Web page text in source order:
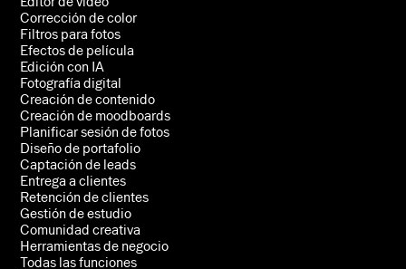
Corrección de color
Filtros para fotos
Efectos de película
Edición con IA
Fotografía digital
Creación de contenido
Creación de moodboards
Planificar sesión de fotos
Diseño de portafolio
Captación de leads
Entrega a clientes
Retención de clientes
Gestión de estudio
Comunidad creativa
Herramientas de negocio
Todas las funciones